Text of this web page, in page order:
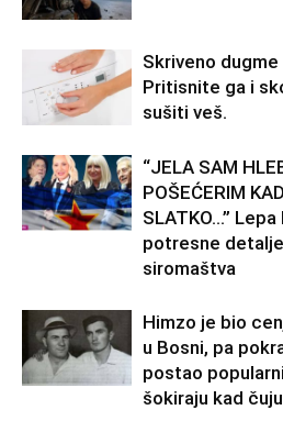
Skriveno dugme
Pritisnite ga i
sušiti veš.
“JELA SAM
POŠEĆERIM
SLATKO…”
potresne
siromaštva
Himzo je bio
u Bosni, pa
postao
šokiraju kad